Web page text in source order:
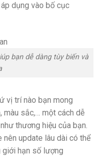
dụng vào bố cục
bạn dễ dàng tùy biến và
vị trí nào bạn mong
màu sắc,… một cách dễ
thương hiệu của bạn.
update lâu dài có thể
giới hạn số lượng